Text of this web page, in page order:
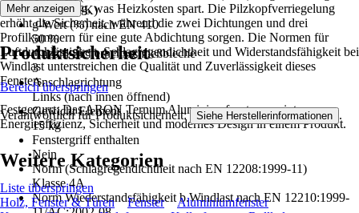
0,6 W/(m²K)
g-Wert (%) nach EN 410
50 %
Anzahl Sicherheitsschließbleche
3
Anschlagrichtung
Links (nach innen öffnend)
Gewicht Element
15 kg
Fenstergriff enthalten
Nein
Norm (Schlagregendichtheit nach EN 12208:1999-11)
Klasse 4A
Norm Wiederstandsfähigkeit b.Windlast nach EN 12210:1999-
Wärmedämmung, was Heizkosten spart. Die Pilzkopfverriegelung
erhöht die Sicherheit, während die zwei Dichtungen und drei
Profilkammern für eine gute Abdichtung sorgen. Die Normen für
Luftdurchlässigkeit, Schlagregendichtheit und Widerstandsfähigkeit bei
Windlast unterstreichen die Qualität und Zuverlässigkeit dieses
Fensters.
Festgezurrt: Das ARON Ternum Aluminiumfenster vereint
Energieeffizienz, Sicherheit und modernes Design in einem Produkt.
Mehr anzeigen
Produktsicherheit
Bereich überspringen
Verantwortlich für Produktsicherheit: Siehe Herstellerinformationen .
Weitere Kategorien
Liste überspringen
Holz, Fenster & Türen
Fenster
Aluminiumfenster